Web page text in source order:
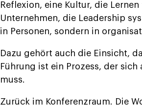
Reflexion, eine Kultur, die
Unternehmen, die Leadership
in Personen, sondern in
Dazu gehört auch die Einsicht,
Führung ist ein Prozess, der
muss.
Zurück im Konferenzraum. Die